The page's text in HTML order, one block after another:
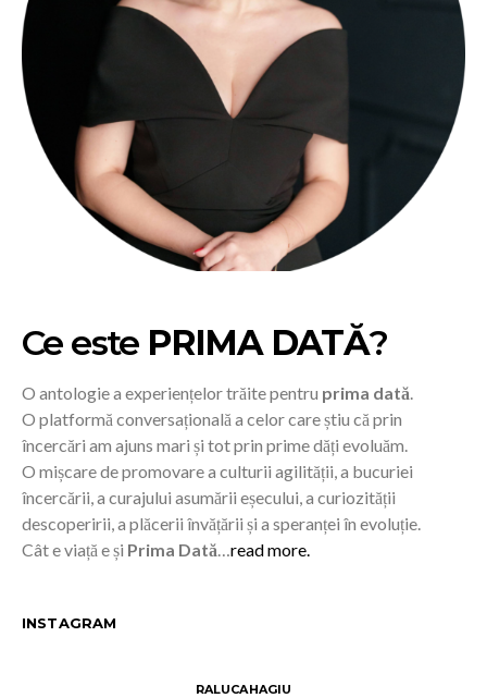
Ce este PRIMA DATĂ?
O antologie a experiențelor trăite pentru prima dată
O platformă conversațională a celor care știu că prin
încercări am ajuns mari și tot prin prime dăți evoluăm.
O mișcare de promovare a culturii agilității, a bucuriei
încercării, a curajului asumării eșecului, a curiozității
descoperirii, a plăcerii învățării și a speranței în evoluție.
Cât e viață e și Prima Dată read more.
INSTAGRAM
RALUCAHAGIU